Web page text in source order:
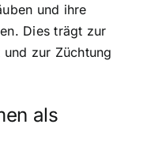
und ihre
Dies trägt zur
zur Züchtung
als